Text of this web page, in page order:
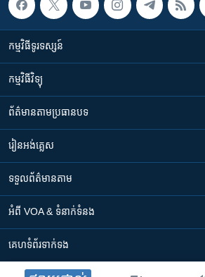
កម្មវិធី​ទូរទស្សន៍
កម្មវិធី​វិទ្យុ
ព័ត៌មាន​តាមប្រធានបទ​
រៀន​​អង់គ្លេស
ទទួល​ព័ត៌មាន​តាម
អំពី​ VOA & ទំនាក់ទំនង
គេហទំព័រ​​ទាក់ទង